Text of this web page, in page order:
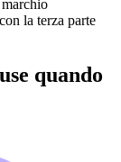
la terza parte
quando